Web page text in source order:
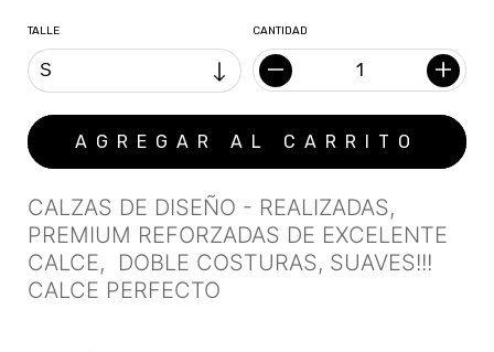
TALLE CANTIDAD
CALZAS DE DISEÑO - REALIZADAS,
PREMIUM REFORZADAS DE EXCELENTE
CALCE, DOBLE COSTURAS, SUAVES!!!
CALCE PERFECTO